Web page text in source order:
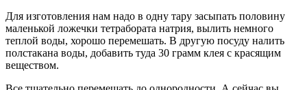
Для изготовления нам надо в одну тару засыпать половину
маленькой ложечки тетрабората натрия, вылить немного
теплой воды, хорошо перемешать. В другую посуду налить
полстакана воды, добавить туда 30 грамм клея с красящим
веществом.